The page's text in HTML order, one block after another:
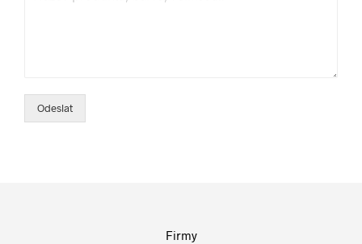
Odeslat
Firmy